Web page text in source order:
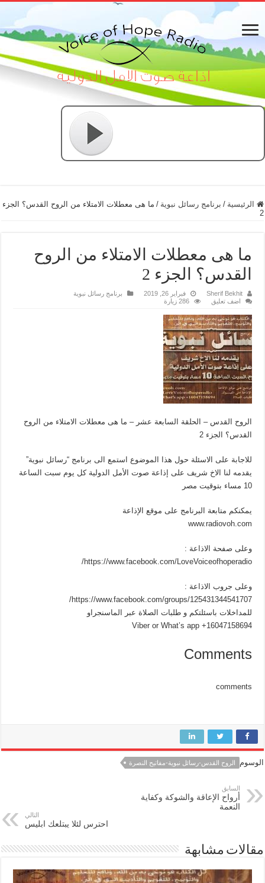
الرئيسية / برنامج رسائل نبوية / ما هى معطلات الامتلاء من الروح القدس؟ الجزء
2
ما هى معطلات الامتلاء من الروح
القدس؟ الجزء 2
Sherif Bekhit فبراير 26, 2019
برنامج رسائل نبوية
اضف تعليق
286 زيارة
الروح القدس – الحلقة السابعة عشر – ما هى معطلات الامتلاء من الروح
القدس؟ الجزء 2
للاجابة على الاسئلة حول هذا الموضوع استمع الى برنامج “رسائل نبوية”
يقدمه لنا الاخ شريف على إذاعة صوت الأمل الدولية كل يوم سبت الساعة
10 مساء بتوقيت مصر
يمكنكم متابعة البرنامج على موقع الإذاعة
www.radiovoh.com
وعلى صفحة الاذاعة :
https://www.facebook.com/LoveVoiceofhoperadio/
وعلى جروب الاذاعة :
https://www.facebook.com/groups/125431344541707/
للمداخلات باسئلتكم و طلبات الصلاة عبر الماسنجراو
Viber or What’s app +16047158694
Comments
comments
الوسوم الروح القدس-رسائل نبوية-مفاتيح النصرة
السابق
أرواح الإعاقة والشوكة وكفاية
النعمة
التالي
احترس لئلا يبتلعك ابليس
مقالات مشابهة